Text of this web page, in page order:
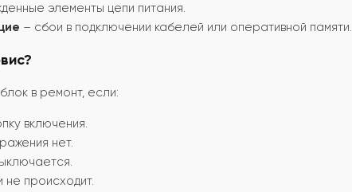
элементы цепи питания.
– сбои в подключении кабелей или оперативной памяти.
в ремонт, если:
включения.
нет.
не происходит.